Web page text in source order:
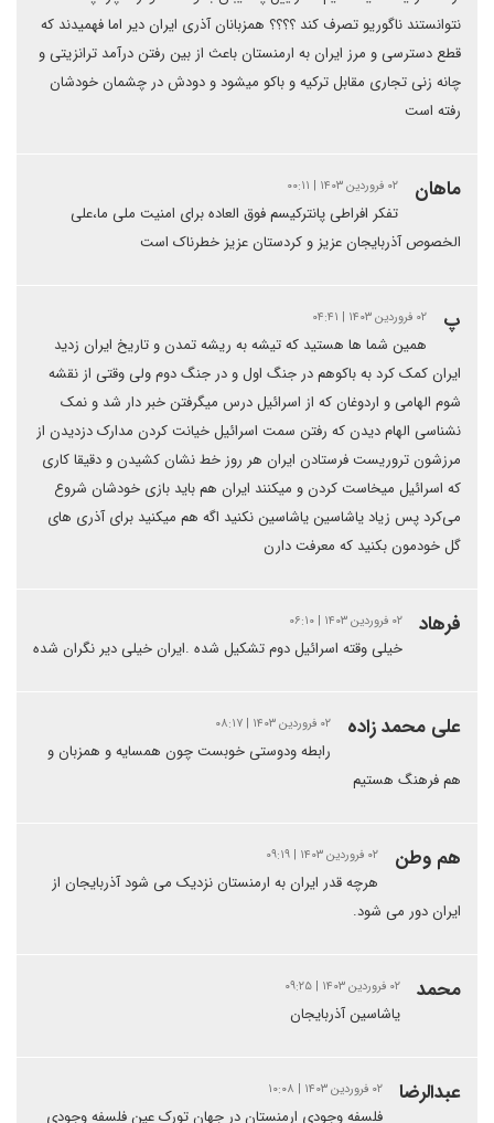
نتوانستند ناگوریو تصرف کند ؟؟؟؟ همزبانان آذری ایران دیر اما فهمیدند که
قطع دسترسی و مرز ایران به ارمنستان باعث از بین رفتن درآمد ترانزیتی و
چانه زنی تجاری مقابل ترکیه و باکو میشود و دودش در چشمان خودشان
رفته است
ماهان ۰۲ فروردین ۱۴۰۳ | ۰۰:۱۱
تفکر افراطی پانترکیسم فوق العاده برای امنیت ملی ما،علی
الخصوص آذربایجان عزیز و کردستان عزیز خطرناک است
پ ۰۲ فروردین ۱۴۰۳ | ۰۴:۴۱
همین شما ها هستید که تیشه به ریشه تمدن و تاریخ ایران زدید
ایران کمک کرد به باکوهم در جنگ اول و در جنگ دوم ولی وقتی از نقشه
شوم الهامی و اردوغان که از اسرائیل درس میگرفتن خبر دار شد و نمک
نشناسی الهام دیدن که رفتن سمت اسرائیل خیانت کردن مدارک دزدیدن از
مرزشون تروریست فرستادن ایران هر روز خط نشان کشیدن و دقیقا کاری
که اسرائیل میخاست کردن و میکنند ایران هم باید بازی خودشان شروع
می‌کرد پس زیاد یاشاسین یاشاسین نکنید اگه هم میکنید برای آذری های
گل خودمون بکنید که معرفت دارن
فرهاد ۰۲ فروردین ۱۴۰۳ | ۰۶:۱۰
خیلی وقته اسرائیل دوم تشکیل شده .ایران خیلی دیر نگران شده
علی محمد زاده ۰۲ فروردین ۱۴۰۳ | ۰۸:۱۷
رابطه ودوستی خوبست چون همسایه و همزبان و
هم فرهنگ هستیم
هم وطن ۰۲ فروردین ۱۴۰۳ | ۰۹:۱۹
هرچه قدر ایران به ارمنستان نزدیک می شود آذربایجان از
ایران دور می شود.
محمد ۰۲ فروردین ۱۴۰۳ | ۰۹:۲۵
یاشاسین آذربایجان
عبدالرضا ۰۲ فروردین ۱۴۰۳ | ۱۰:۰۸
فلسفه وجودی ارمنستان در جهان تورک عین فلسفه وجودی